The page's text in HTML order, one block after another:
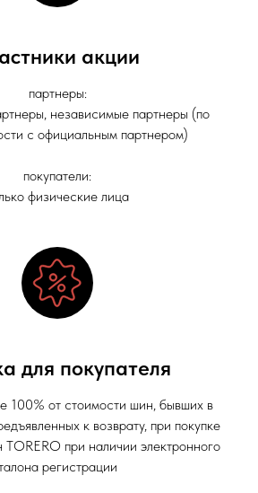
акции
партнеры:
независимые партнеры (по
с официальным партнером)
покупатели:
физические лица
для покупателя
100% от стоимости шин, бывших в
к возврату, при покупке
при наличии электронного
регистрации